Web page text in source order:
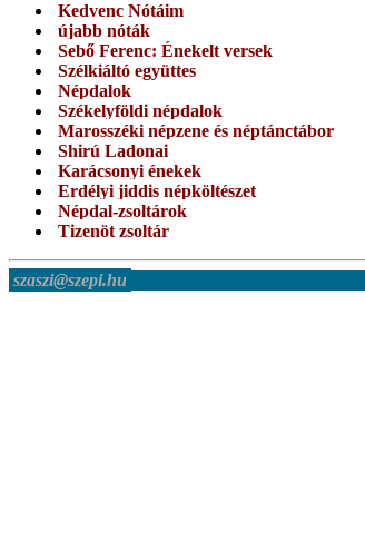
Kedvenc Nótáim
újabb nóták
Sebő Ferenc: Énekelt versek
Szélkiáltó együttes
Népdalok
Székelyföldi népdalok
Marosszéki népzene és néptánctábor
Shirú Ladonai
Karácsonyi énekek
Erdélyi jiddis népköltészet
Népdal-zsoltárok
Tizenöt zsoltár
szaszi@szepi.hu